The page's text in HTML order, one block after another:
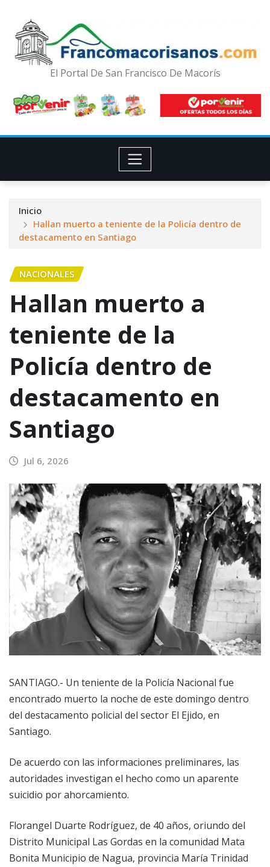
El Portal De San Francisco De Macorís
Inicio
Hallan muerto a teniente de la Policía dentro de
destacamento en Santiago
NACIONALES
Hallan muerto a
teniente de la
Policía dentro de
destacamento en
Santiago
Jul 6, 2026
SANTIAGO.- Un teniente de la Policía Nacional fue
encontrado muerto la noche de este domingo dentro
del destacamento policial del sector El Ejido, en
Santiago.
De acuerdo con las informaciones preliminares, las
autoridades investigan el hecho como un aparente
suicidio por ahorcamiento.
Florangel Duarte Rodríguez, de 40 años, oriundo del
Distrito Municipal Las Gordas en la comunidad Mata
Bonita Municipio de Nagua, provincia María Trinidad